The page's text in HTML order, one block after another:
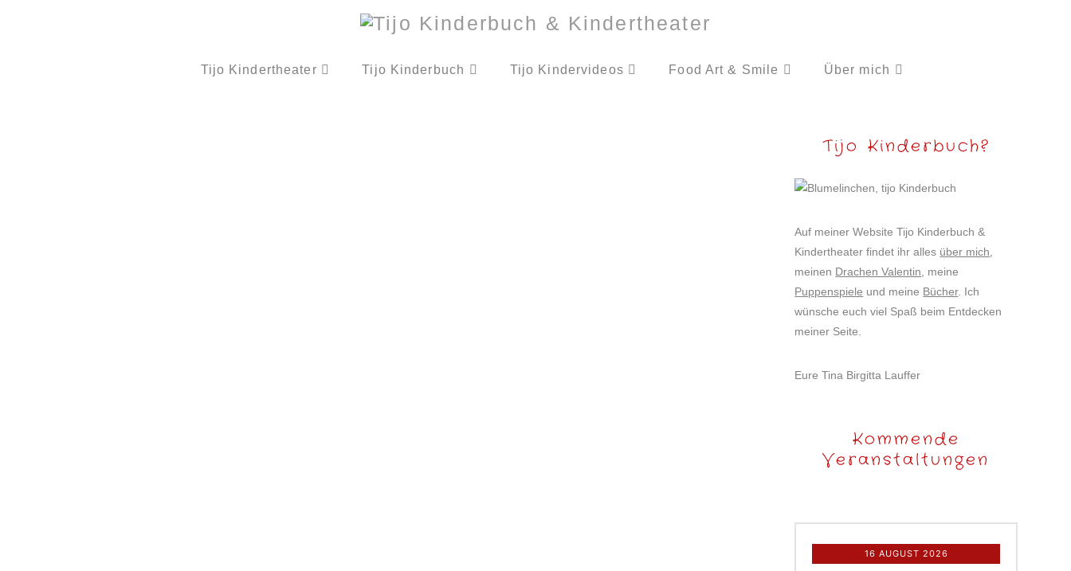
Tijo Kindertheater Tijo Kinderbuch Tijo Kindervideos Food Art & Smile Über mich
Tijo Kinderbuch?
Auf meiner Website Tijo Kinderbuch &
Kindertheater findet ihr alles über mich
meinen Drachen Valentin , meine
Puppenspiele und meine Bücher. Ich
wünsche euch viel Spaß beim Entdecken
meiner Seite.
Eure Tina Birgitta Lauffer
Kommende
Veranstaltungen
16 AUGUST 2026